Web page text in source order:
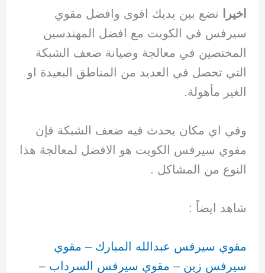
اخيرا
نضع بين يديك اقوى وافضل مقوي
سيرفس في الكويت مع افضل المهندسين
المختصين في معالجة وصيانة ضعف الشبكة
التي تحصل في العديد من المناطق البعيدة او
الغير مأهولة.
وفي اي مكان يحدث فيه ضعف الشبكة فإن
مفوي سيرفس الكويت هو الافضل لمعالجة هذا
النوع من المشاكل .
شاهد ايضاً :
مقوي سيرفس عبدالله المبارك – مقوي
سيرفس زين – مقوي سيرفس السرداب –